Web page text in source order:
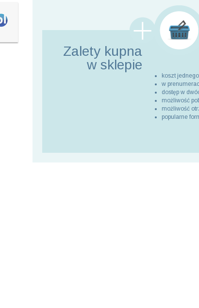
Zalety kupna
w sklepie
koszt
w
dostęp w
możliwość
możliwość
popularne